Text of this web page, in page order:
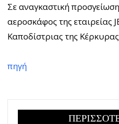
Σε αναγκαστική
αεροσκάφος της εταιρείας
Καποδίστριας της
πηγή